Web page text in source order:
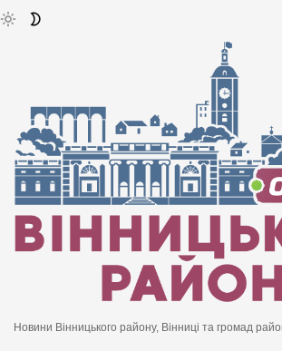
Новини Вінницького району, Вінниці та громад